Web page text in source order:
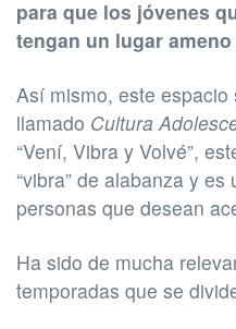
para que los jóvenes
tengan un lugar
Así mismo, este
llamado Cultura
“Vení, Vibra y Volvé”,
“vibra” de alabanza y
personas que desean
Ha sido de mucha
temporadas que se